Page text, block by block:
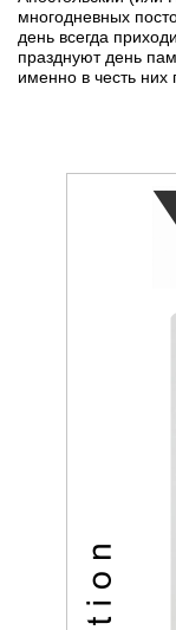
многодневных
день всегда
празднуют день
именно в честь них